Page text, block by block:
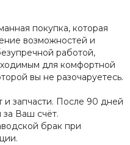
покупка, которая
возможностей и
работой,
для комфортной
вы не разочаруетесь.
и запчасти. После 90 дней
за Ваш счёт.
брак при